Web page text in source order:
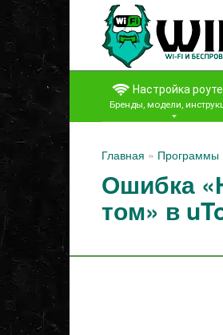
Перейти
контенту
Настройка
Бренды, модели,
Главная » Программы
Ошибка
том» в